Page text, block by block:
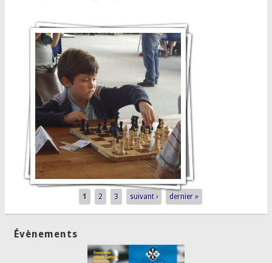
1 2 3 suivant › dernier »
Évènements